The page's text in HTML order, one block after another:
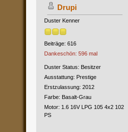
Drupi
Duster Kenner
Beiträge: 616
Dankeschön: 596 mal
Duster Status: Besitzer
Ausstattung: Prestige
Erstzulassung: 2012
Farbe: Basalt-Grau
Motor: 1.6 16V LPG 105 4x2 102
PS